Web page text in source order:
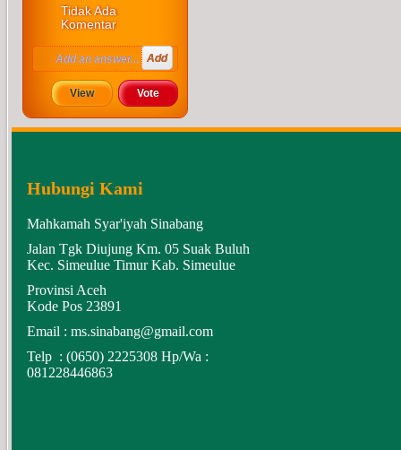
Tidak Ada
Komentar
Hubungi Kami
Mahkamah Syar'iyah Sinabang
Jalan Tgk Diujung Km. 05 Suak Buluh
Kec. Simeulue Timur Kab. Simeulue
Provinsi Aceh
Kode Pos 23891
Email : ms.sinabang@gmail.com
Telp : (0650) 2225308 Hp/Wa :
081228446863